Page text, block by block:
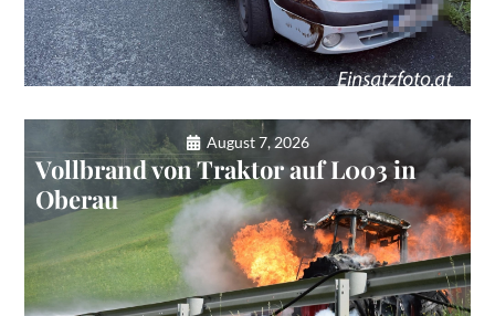
August 7, 2026
Vollbrand von Traktor auf L003 in
Oberau